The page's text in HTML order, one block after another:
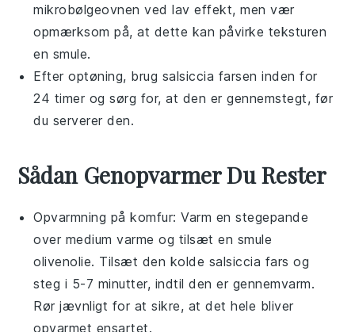
mikrobølgeovnen ved lav effekt, men vær
opmærksom på, at dette kan påvirke teksturen
en smule.
Efter optøning, brug salsiccia farsen inden for
24 timer og sørg for, at den er gennemstegt, før
du serverer den.
Sådan Genopvarmer Du Rester
Opvarmning på komfur: Varm en stegepande
over medium varme og tilsæt en smule
olivenolie. Tilsæt den kolde salsiccia fars og
steg i 5-7 minutter, indtil den er gennemvarm.
Rør jævnligt for at sikre, at det hele bliver
opvarmet ensartet.